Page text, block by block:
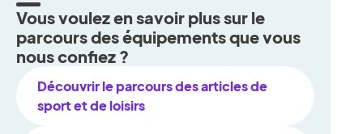
Vous voulez en savoir plus sur le
parcours des équipements que vous
nous confiez ?
Découvrir le parcours des articles de
sport et de loisirs